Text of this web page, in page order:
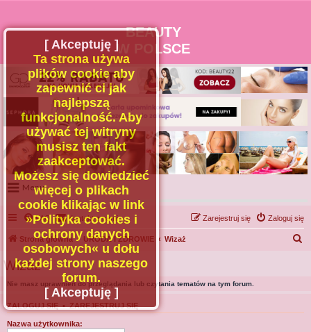
BEAUTY
W POLSCE
Menu
Portal
Facebook
Regulamin
Zapytaj administratora
Kontakt
FAQ Kontakt z nami Zaloguj się
Zarejestruj się
Strona główna URODA I ZDROWIE Wizaż
Wizaż
Nie masz uprawnień do przeglądania lub czytania tematów na tym forum.
ZALOGUJ SIĘ•ZAREJESTRUJ SIĘ
Nazwa użytkownika:
[ Akceptuję ]
Ta strona używa
plików cookie aby
zapewnić ci jak
najlepszą
funkcjonalność. Aby
używać tej witryny
musisz ten fakt
zaakceptować.
Możesz się dowiedzieć
więcej o plikach
cookie klikając w link
»Polityka cookies i
ochrony danych
osobowych« u dołu
każdej strony naszego
forum.
[ Akceptuję ]